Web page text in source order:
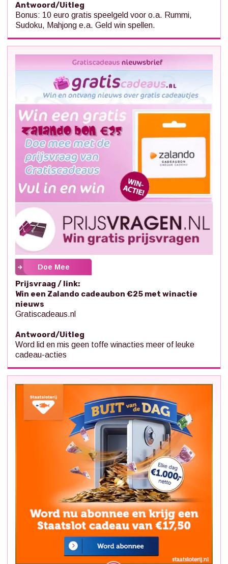
Antwoord/Uitleg
Bonus: 10 euro gratis speelgeld voor o.a. Rummi,
Sudoku, Mahjong e.a. Geld win spellen.
Doe Mee
Prijsvraag / link:
Win een Zalando cadeaubon €25 met winactie
nieuws
Gratiscadeaus.nl
Antwoord/Uitleg
Word lid en mis geen toffe winacties meer of leuke
cadeau-acties